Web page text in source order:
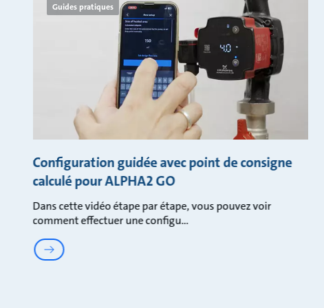
Guides pratiques
Configuration guidée avec point de consigne
calculé pour ALPHA2 GO
Dans cette vidéo étape par étape, vous pouvez voir
comment effectuer une configu